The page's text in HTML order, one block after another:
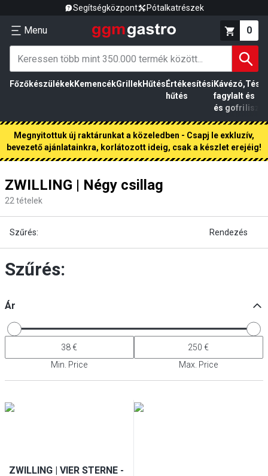
Segítségközpont Pótalkatrészek
Menu 0
FőzőkészülékekKemencékGrillekHűtés Értékesítési
hűtés
Kávézó,
fagylalt
és gofri
és
liszt
Megnyitottuk új raktárunkat a közeledben - Csapj le exkluzív,
bevezető ajánlatainkra, korlátozott ideig, csak a készlet erejéig!
ZWILLING | Négy csillag
22 tételek
Szűrés: Rendezés
Szűrés:
Ár
Min. Price Max. Price
ZWILLING | VIER STERNE -